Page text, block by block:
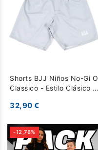
Shorts BJJ Niños No-Gi O
Classico - Estilo Clásico y
Gris
32,90 €
-12,78%